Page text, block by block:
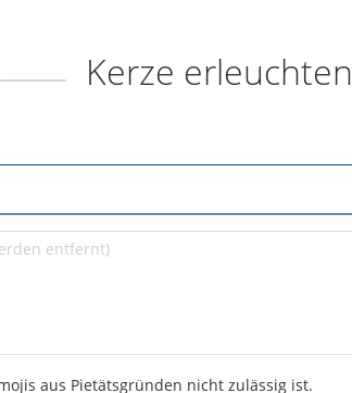
Kerze erleuchten
aus Pietätsgründen nicht zulässig ist.